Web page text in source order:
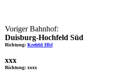
Voriger Bahnhof:
Duisburg-Hochfeld Süd
Richtung: Krefeld Hbf
xxx
Richtung: xxxx